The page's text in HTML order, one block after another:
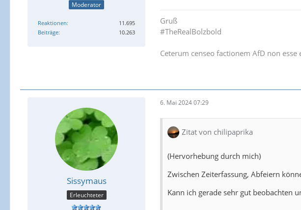
Moderator
Reaktionen
11.695
Beiträge
10.263
Gruß
#TheRealBolzbold
Ceterum censeo factionem AfD non esse
Sissymaus
Erleuchteter
6. Mai 2024 07:29
Zitat von chilipaprika
(Hervorhebung durch mich)
Zwischen Zeiterfassung, Abfeiern
Kann ich gerade sehr gut beobachten